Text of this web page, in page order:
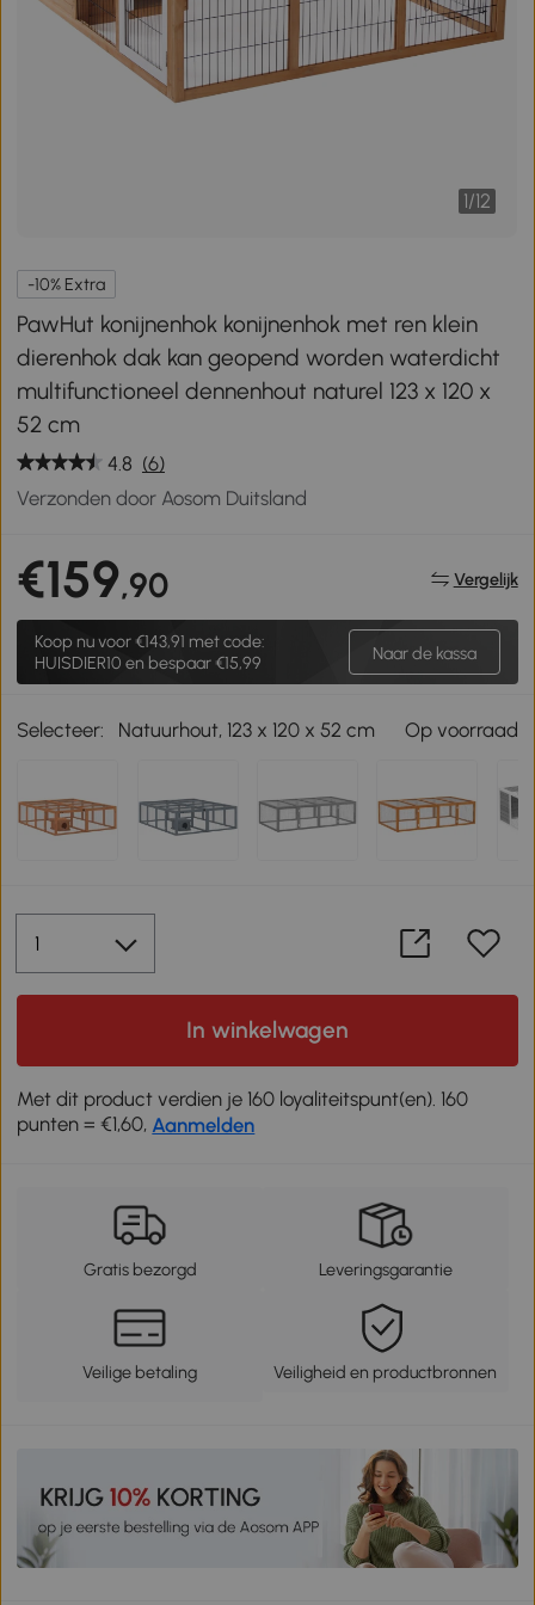
1/12
-10% Extra
PawHut konijnenhok konijnenhok met ren klein
dierenhok dak kan geopend worden waterdicht
multifunctioneel dennenhout naturel 123 x 120 x
52 cm
4.8 (6)
Verzonden door Aosom Duitsland
€159,90 Vergelijk
Koop nu voor €143,91 met code:
HUISDIER10 en bespaar €15,99
Naar de kassa
Selecteer: Natuurhout, 123 x 120 x 52 cm Op voorraad
In winkelwagen
Met dit product verdien je 160 loyaliteitspunt(en). 160
punten = €1,60, Aanmelden
Gratis bezorgd Leveringsgarantie
Veilige betaling Veiligheid en productbronnen